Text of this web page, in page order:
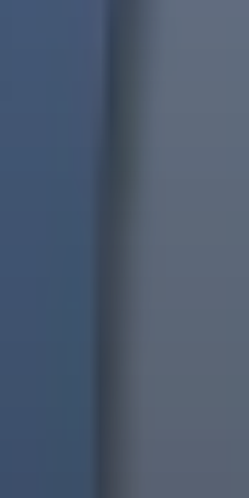
מקבל את כל האדם בסבר פנים